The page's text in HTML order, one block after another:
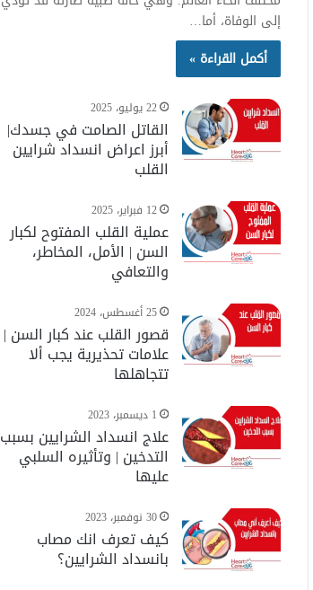
إلى الوفاة، أما…
أكمل القراءة »
22 يوليو، 2025
القاتل الصامت في جسدك|
أبرز اعراض انسداد شرايين
القلب
12 فبراير، 2025
عملية القلب المفتوح لكبار
السن | الأمل، المخاطر،
والتعافي
25 أغسطس، 2024
قصور القلب عند كبار السن |
علامات تحذيرية يجب ألا
تتجاهلها
1 ديسمبر، 2023
علاج انسداد الشرايين بسبب
التدخين | وتأثيره السلبي
عليها
30 نوفمبر، 2023
كيف تعرف انك مصاب
بانسداد الشرايين؟